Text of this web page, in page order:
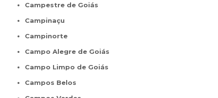
Campestre de Goiás
Campinaçu
Campinorte
Campo Alegre de Goiás
Campo Limpo de Goiás
Campos Belos